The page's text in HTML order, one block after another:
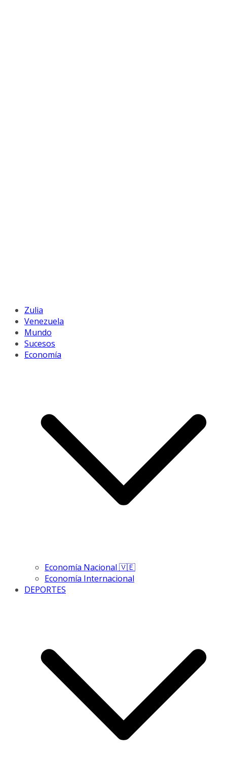
Zulia
Venezuela
Mundo
Sucesos
Economía
Economía Nacional 🇻🇪
Economía Internacional
DEPORTES